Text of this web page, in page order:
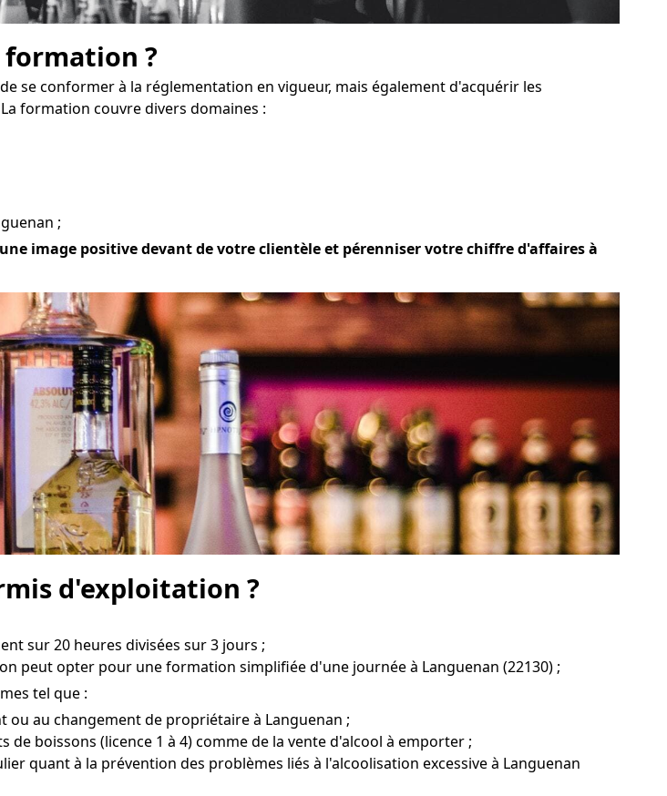
formation ?
se conformer à la réglementation en vigueur, mais également d'acquérir les
formation couvre divers domaines :
;
image positive devant de votre clientèle et pérenniser votre chiffre d'affaires à
d'exploitation ?
sur 20 heures divisées sur 3 jours ;
peut opter pour une formation simplifiée d'une journée à Languenan (22130) ;
tel que :
au changement de propriétaire à Languenan ;
boissons (licence 1 à 4) comme de la vente d'alcool à emporter ;
quant à la prévention des problèmes liés à l'alcoolisation excessive à Languenan